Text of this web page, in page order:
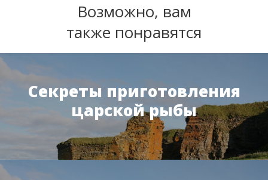
Возможно, вам
также понравятся
Секреты приготовления
царской рыбы